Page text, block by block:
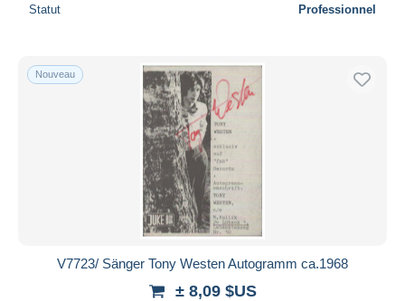
Statut Professionnel
Nouveau
V7723/ Sänger Tony Westen Autogramm ca.1968
± 8,09 $US